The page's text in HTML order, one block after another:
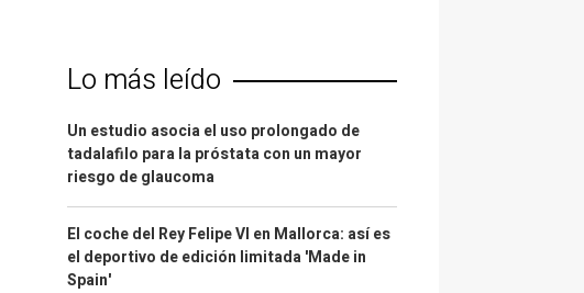
Lo más leído
Un estudio asocia el uso prolongado de
tadalafilo para la próstata con un mayor
riesgo de glaucoma
El coche del Rey Felipe VI en Mallorca: así es
el deportivo de edición limitada 'Made in
Spain'